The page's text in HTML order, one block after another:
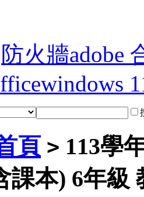
防火牆adobe
windows
頁 > 113學
課本) 6年級